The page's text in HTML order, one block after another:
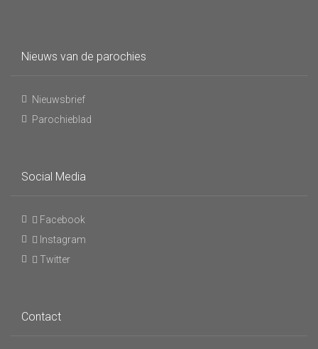
Nieuws van de parochies
Nieuwsbrief
Parochieblad
Social Media
Facebook
Instagram
Twitter
Contact